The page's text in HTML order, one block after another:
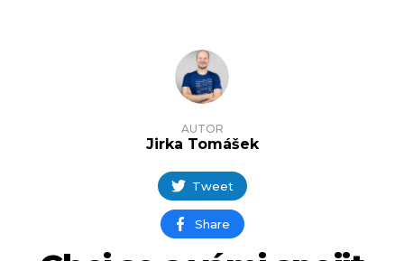
AUTOR
Jirka Tomášek
Tweet
Share